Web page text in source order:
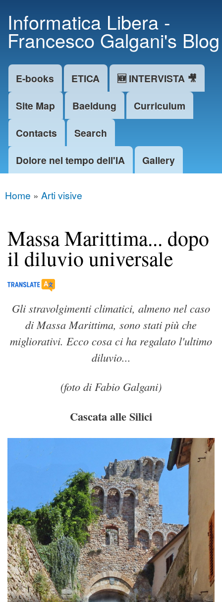
main
content
Informatica Libera -
Francesco Galgani's Blog
Main menu
E-books ETICA
🆕 INTERVISTA 🎥
Site Map
Baeldung
Curriculum
Contacts
Search
Dolore nel tempo dell'IA
Gallery
You are here
Home » Arti visive
Massa Marittima... dopo
il diluvio universale
Gli stravolgimenti climatici, almeno nel caso
di Massa Marittima, sono stati più che
migliorativi. Ecco cosa ci ha regalato l'ultimo
diluvio...
(foto di Fabio Galgani)
Cascata alle Silici